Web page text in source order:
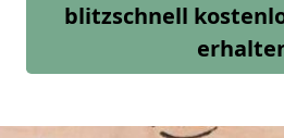
blitzschnell